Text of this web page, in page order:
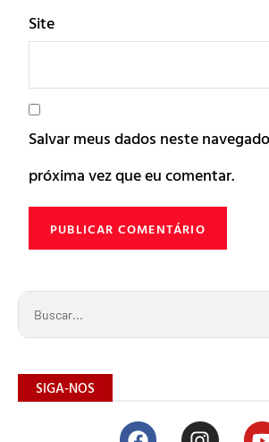
Site
Salvar meus dados neste
próxima vez que eu comentar.
SIGA-NOS